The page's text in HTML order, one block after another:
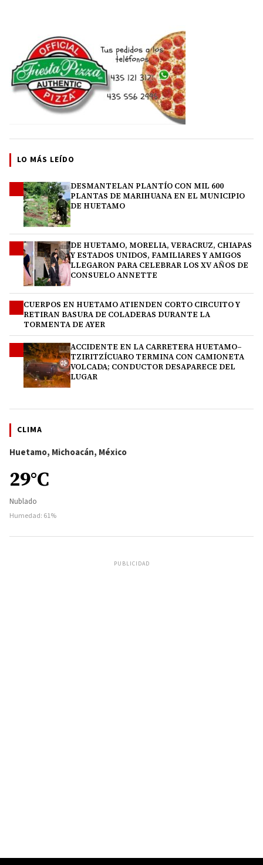
LO MÁS LEÍDO
DESMANTELAN PLANTÍO CON MIL 600
PLANTAS DE MARIHUANA EN EL MUNICIPIO
DE HUETAMO
DE HUETAMO, MORELIA, VERACRUZ, CHIAPAS
Y ESTADOS UNIDOS, FAMILIARES Y AMIGOS
LLEGARON PARA CELEBRAR LOS XV AÑOS DE
CONSUELO ANNETTE
CUERPOS EN HUETAMO ATIENDEN CORTO CIRCUITO Y
RETIRAN BASURA DE COLADERAS DURANTE LA
TORMENTA DE AYER
ACCIDENTE EN LA CARRETERA HUETAMO–
TZIRITZÍCUARO TERMINA CON CAMIONETA
VOLCADA; CONDUCTOR DESAPARECE DEL
LUGAR
CLIMA
Huetamo, Michoacán, México
29°C
Nublado
Humedad: 61%
PUBLICIDAD